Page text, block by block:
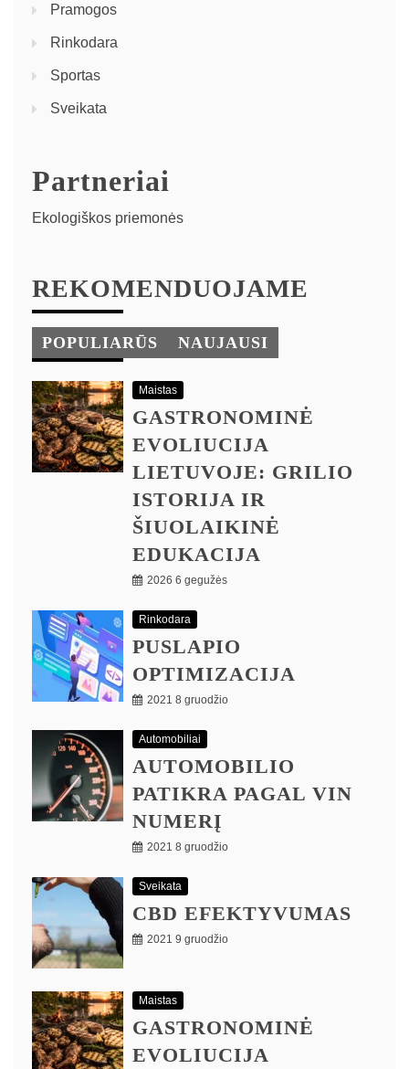
Pramogos
Rinkodara
Sportas
Sveikata
Partneriai
Ekologiškos priemonės
REKOMENDUOJAME
POPULIARŪS NAUJAUSI
Maistas
GASTRONOMINĖ
EVOLIUCIJA
LIETUVOJE: GRILIO
ISTORIJA IR
ŠIUOLAIKINĖ
EDUKACIJA
2026 6 gegužės
Rinkodara
PUSLAPIO
OPTIMIZACIJA
2021 8 gruodžio
Automobiliai
AUTOMOBILIO
PATIKRA PAGAL VIN
NUMERĮ
2021 8 gruodžio
Sveikata
CBD EFEKTYVUMAS
2021 9 gruodžio
Maistas
GASTRONOMINĖ
EVOLIUCIJA